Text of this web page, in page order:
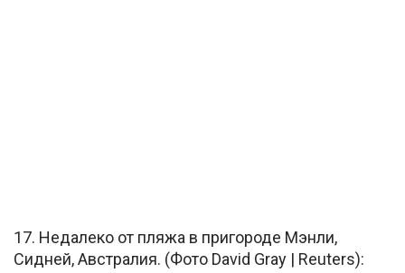
17. Недалеко от пляжа в пригороде Мэнли,
Сидней, Австралия. (Фото David Gray | Reuters):